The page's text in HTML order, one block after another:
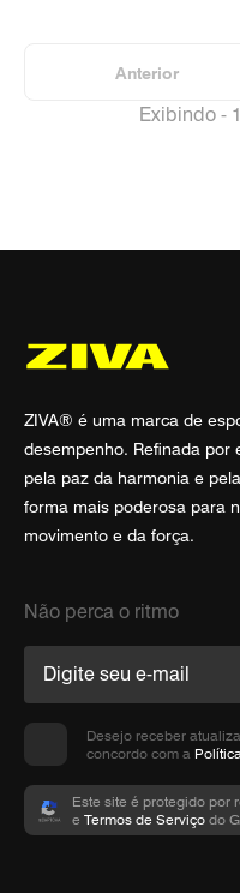
Exibindo -
Anterior
ZIVA® é uma marca de
desempenho. Refinada por
pela paz da harmonia e
forma mais poderosa para
movimento e da força.
Não perca o ritmo
Desejo receber
concordo com a
Este site é protegido por
e Termos de Serviço do